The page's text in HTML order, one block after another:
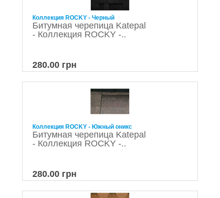
Коллекция ROCKY - Черный
Битумная черепица Katepal
- Коллекция ROCKY -..
280.00 грн
Коллекция ROCKY - Южный оникс
Битумная черепица Katepal
- Коллекция ROCKY -..
280.00 грн